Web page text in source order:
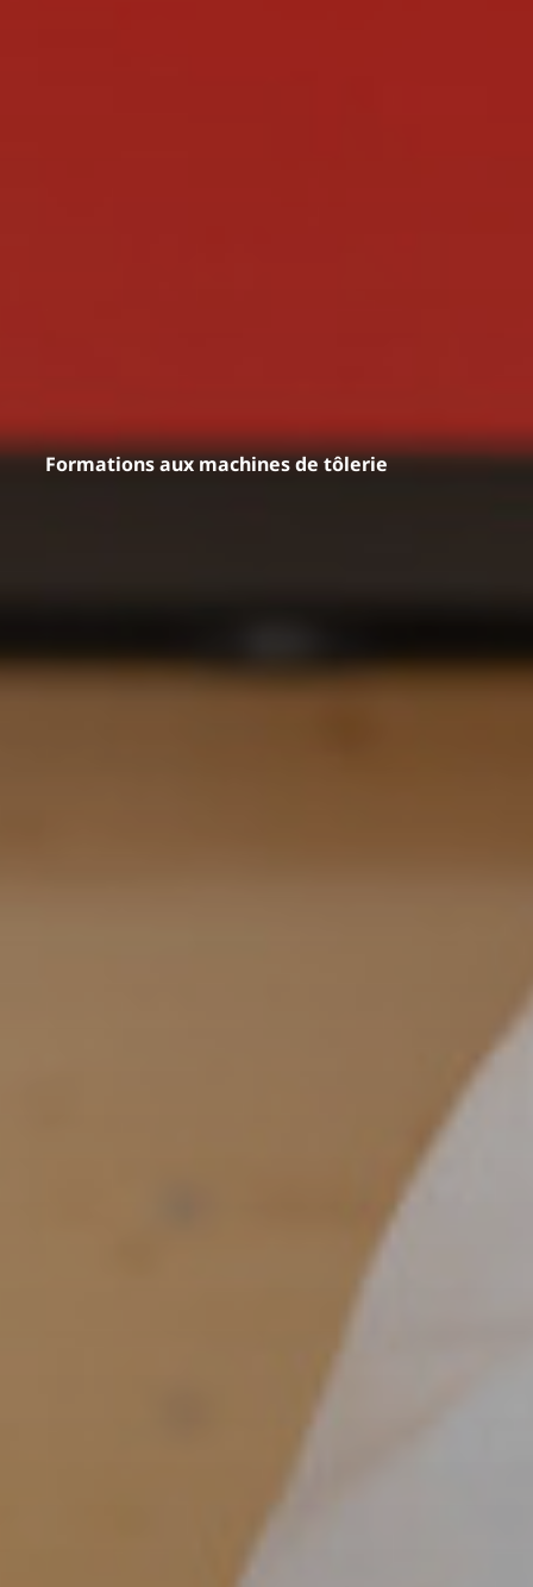
Formations aux machines de tôlerie